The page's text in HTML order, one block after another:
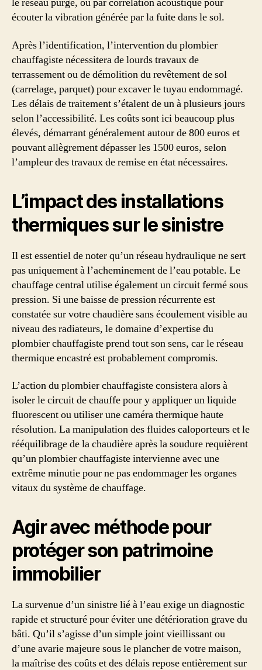
écouter la vibration générée par la fuite dans le sol.
Après l’identification, l’intervention du plombier
chauffagiste nécessitera de lourds travaux de
terrassement ou de démolition du revêtement de sol
(carrelage, parquet) pour excaver le tuyau endommagé.
Les délais de traitement s’étalent de un à plusieurs jours
selon l’accessibilité. Les coûts sont ici beaucoup plus
élevés, démarrant généralement autour de 800 euros et
pouvant allègrement dépasser les 1500 euros, selon
l’ampleur des travaux de remise en état nécessaires.
L’impact des installations
thermiques sur le sinistre
Il est essentiel de noter qu’un réseau hydraulique ne sert
pas uniquement à l’acheminement de l’eau potable. Le
chauffage central utilise également un circuit fermé sous
pression. Si une baisse de pression récurrente est
constatée sur votre chaudière sans écoulement visible au
niveau des radiateurs, le domaine d’expertise du
plombier chauffagiste prend tout son sens, car le réseau
thermique encastré est probablement compromis.
L’action du plombier chauffagiste consistera alors à
isoler le circuit de chauffe pour y appliquer un liquide
fluorescent ou utiliser une caméra thermique haute
résolution. La manipulation des fluides caloporteurs et le
rééquilibrage de la chaudière après la soudure requièrent
qu’un plombier chauffagiste intervienne avec une
extrême minutie pour ne pas endommager les organes
vitaux du système de chauffage.
Agir avec méthode pour
protéger son patrimoine
immobilier
La survenue d’un sinistre lié à l’eau exige un diagnostic
rapide et structuré pour éviter une détérioration grave du
bâti. Qu’il s’agisse d’un simple joint vieillissant ou
d’une avarie majeure sous le plancher de votre maison,
la maîtrise des coûts et des délais repose entièrement sur